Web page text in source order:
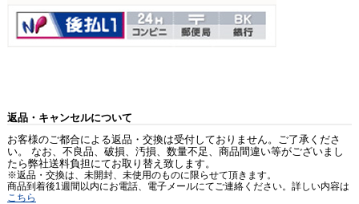
返品・キャンセルについて
お客様のご都合による返品・交換は受付しておりません。ご了承くださ
い。 なお、不良品、破損、汚損、数量不足、商品間違い等がございまし
たら弊社送料負担にてお取り替え致します。
※返品・交換は、未開封、未使用のものに限らせて頂きます。
商品到着後1週間以内にお電話、電子メールにてご連絡ください。詳しい内容は
こちら